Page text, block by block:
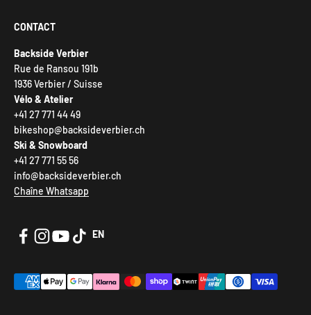
CONTACT
Backside Verbier
Rue de Ransou 191b
1936 Verbier / Suisse
Vélo & Atelier
+41 27 771 44 49
bikeshop@backsideverbier.ch
Ski & Snowboard
+41 27 771 55 56
info@backsideverbier.ch
Chaîne Whatsapp
EN